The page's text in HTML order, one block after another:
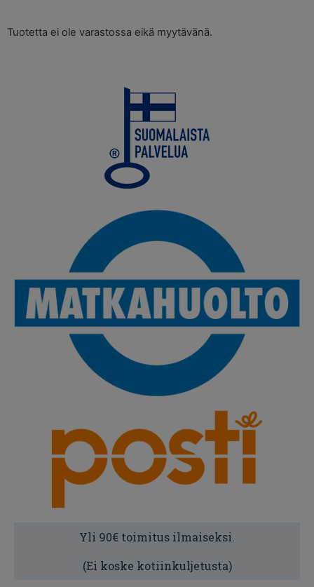
Tuotetta ei ole varastossa eikä myytävänä.
Yli 90€ toimitus ilmaiseksi.
(Ei koske kotiinkuljetusta)